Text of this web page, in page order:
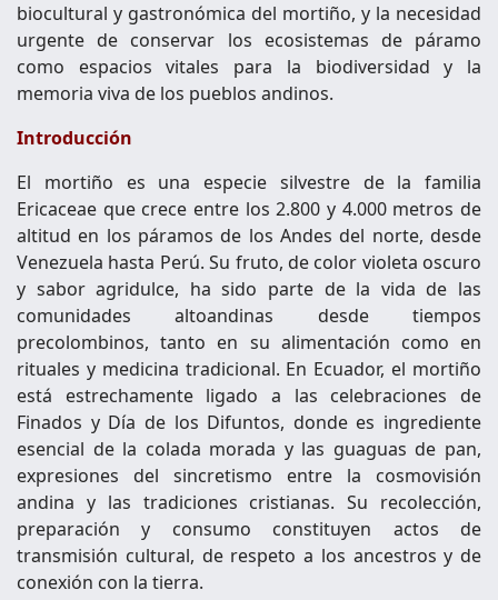
biocultural y gastronómica del mortiño, y la necesidad
urgente de conservar los ecosistemas de páramo
como espacios vitales para la biodiversidad y la
memoria viva de los pueblos andinos.
Introducción
El mortiño es una especie silvestre de la familia
Ericaceae que crece entre los 2.800 y 4.000 metros de
altitud en los páramos de los Andes del norte, desde
Venezuela hasta Perú. Su fruto, de color violeta oscuro
y sabor agridulce, ha sido parte de la vida de las
comunidades altoandinas desde tiempos
precolombinos, tanto en su alimentación como en
rituales y medicina tradicional. En Ecuador, el mortiño
está estrechamente ligado a las celebraciones de
Finados y Día de los Difuntos, donde es ingrediente
esencial de la colada morada y las guaguas de pan,
expresiones del sincretismo entre la cosmovisión
andina y las tradiciones cristianas. Su recolección,
preparación y consumo constituyen actos de
transmisión cultural, de respeto a los ancestros y de
conexión con la tierra.